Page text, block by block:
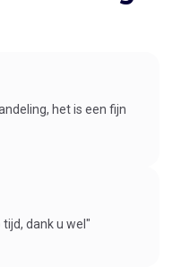
het is een fijn
dank u wel"